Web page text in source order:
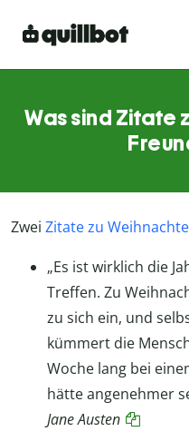
Was sind Zitate
Zwei Zitate zu
„Es ist wirklich die
Treffen. Zu
zu sich ein, und
kümmert die
Woche lang bei
hätte angenehmer
Jane Austen